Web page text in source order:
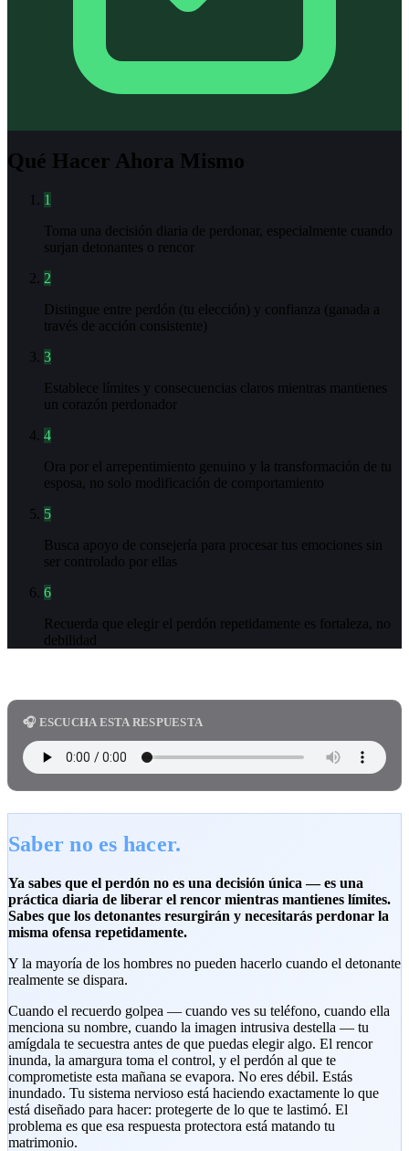
Qué Hacer Ahora Mismo
1
Toma una decisión diaria de perdonar, especialmente cuando
surjan detonantes o rencor
2
Distingue entre perdón (tu elección) y confianza (ganada a
través de acción consistente)
3
Establece límites y consecuencias claros mientras mantienes
un corazón perdonador
4
Ora por el arrepentimiento genuino y la transformación de tu
esposa, no solo modificación de comportamiento
5
Busca apoyo de consejería para procesar tus emociones sin
ser controlado por ellas
6
Recuerda que elegir el perdón repetidamente es fortaleza, no
debilidad
🎧 ESCUCHA ESTA RESPUESTA
Saber no es hacer.
Ya sabes que el perdón no es una decisión única — es una
práctica diaria de liberar el rencor mientras mantienes límites.
Sabes que los detonantes resurgirán y necesitarás perdonar la
misma ofensa repetidamente.
Y la mayoría de los hombres no pueden hacerlo cuando el detonante
realmente se dispara.
Cuando el recuerdo golpea — cuando ves su teléfono, cuando ella
menciona su nombre, cuando la imagen intrusiva destella — tu
amígdala te secuestra antes de que puedas elegir algo. El rencor
inunda, la amargura toma el control, y el perdón al que te
comprometiste esta mañana se evapora. No eres débil. Estás
inundado. Tu sistema nervioso está haciendo exactamente lo que
está diseñado para hacer: protegerte de lo que te lastimó. El
problema es que esa respuesta protectora está matando tu
matrimonio.